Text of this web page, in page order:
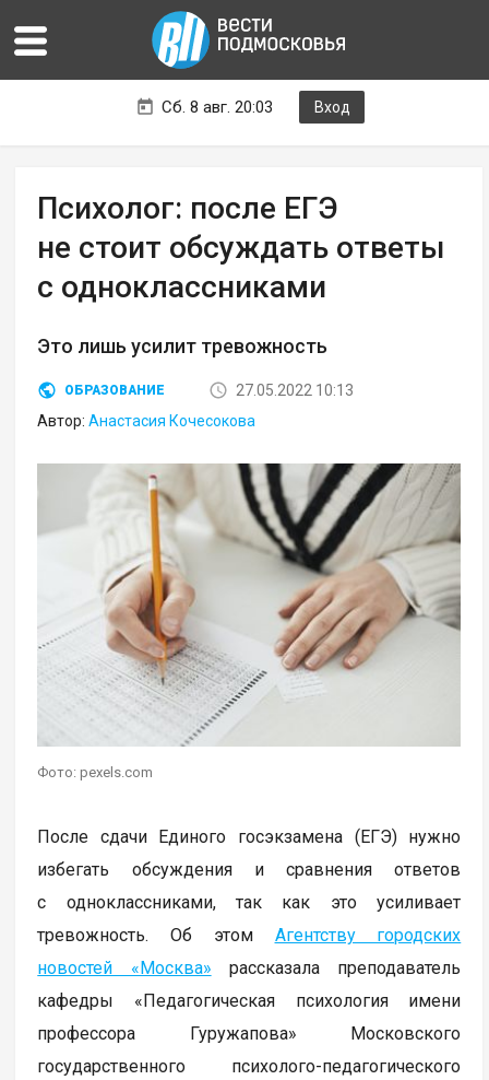
Сб. 8 авг. 20:03 Вход
Психолог: после ЕГЭ
не стоит обсуждать ответы
с одноклассниками
Это лишь усилит тревожность
ОБРАЗОВАНИЕ
27.05.2022 10:13
Автор:Анастасия Кочесокова
Фото: pexels.com
После сдачи Единого госэкзамена (ЕГЭ) нужно
избегать обсуждения и сравнения ответов
с одноклассниками, так как это усиливает
тревожность. Об этом Агентству городских
новостей «Москва» рассказала преподаватель
кафедры «Педагогическая психология имени
профессора Гуружапова» Московского
государственного психолого-педагогического